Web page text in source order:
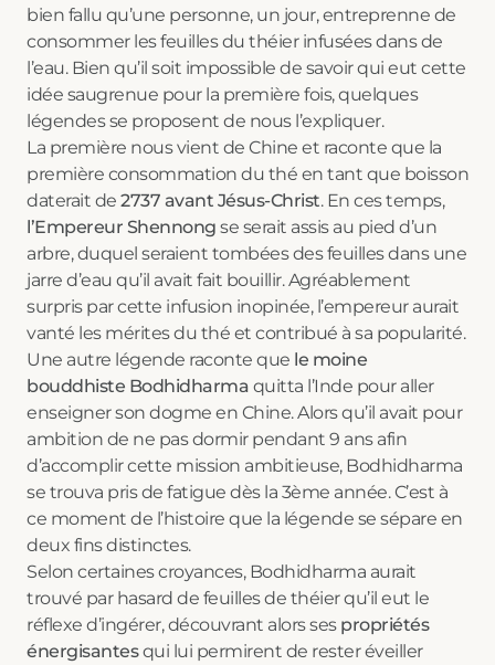
bien fallu qu’une personne, un jour, entreprenne de
consommer les feuilles du théier infusées dans de
l’eau. Bien qu’il soit impossible de savoir qui eut cette
idée saugrenue pour la première fois, quelques
légendes se proposent de nous l’expliquer.
La première nous vient de Chine et raconte que la
première consommation du thé en tant que boisson
daterait de 2737 avant Jésus-Christ. En ces temps,
l’Empereur Shennong se serait assis au pied d’un
arbre, duquel seraient tombées des feuilles dans une
jarre d’eau qu’il avait fait bouillir. Agréablement
surpris par cette infusion inopinée, l’empereur aurait
vanté les mérites du thé et contribué à sa popularité.
Une autre légende raconte que le moine
bouddhiste Bodhidharma quitta l’Inde pour aller
enseigner son dogme en Chine. Alors qu’il avait pour
ambition de ne pas dormir pendant 9 ans afin
d’accomplir cette mission ambitieuse, Bodhidharma
se trouva pris de fatigue dès la 3ème année. C’est à
ce moment de l’histoire que la légende se sépare en
deux fins distinctes.
Selon certaines croyances, Bodhidharma aurait
trouvé par hasard de feuilles de théier qu’il eut le
réflexe d’ingérer, découvrant alors sespropriétés
énergisantesqui lui permirent de rester éveiller